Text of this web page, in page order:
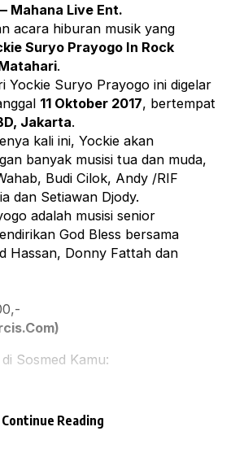
Mahana Live Ent.
acara hiburan musik yang
Suryo Prayogo In Rock
.
Yockie Suryo Prayogo ini digelar
11 Oktober 2017, bertempat
Jakarta.
kali ini, Yockie akan
banyak musisi tua dan muda,
Budi Cilok, Andy /RIF
dan Setiawan Djody.
adalah musisi senior
God Bless bersama
Hassan, Donny Fattah dan
Sosmed Kamu:
Continue Reading